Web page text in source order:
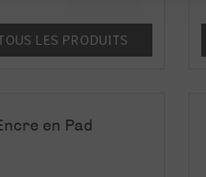
LES PRODUITS
en Pad